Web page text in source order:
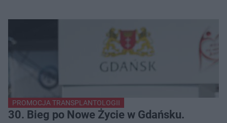
PROMOCJA TRANSPLANTOLOGII
30. Bieg po Nowe Życie w Gdańsku.